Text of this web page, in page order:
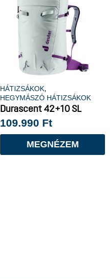
HÁTIZSÁKOK,
HEGYMÁSZÓ HÁTIZSÁKOK
Durascent 42+10 SL
109.990 Ft
MEGNÉZEM